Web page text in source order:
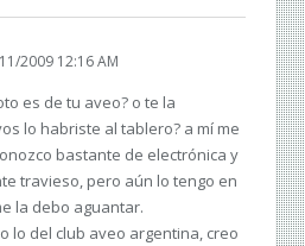
2009 12:16 AM
es de tu aveo? o te la
lo habriste al tablero? a mí me
bastante de electrónica y
travieso, pero aún lo tengo en
la debo aguantar.
lo del club aveo argentina, creo